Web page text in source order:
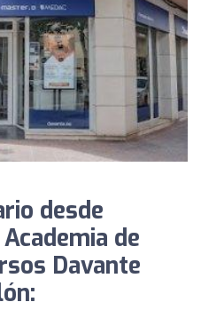
desde
de
Davante